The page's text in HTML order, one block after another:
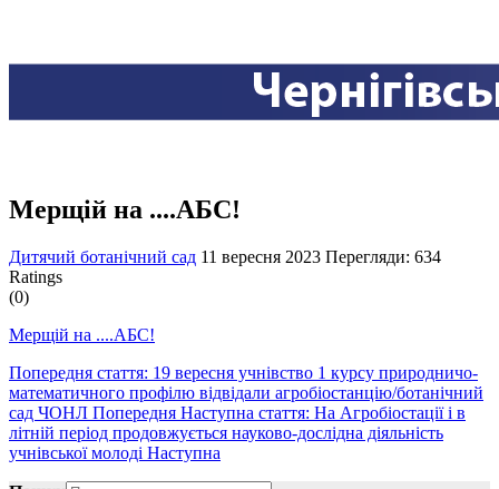
Мерщій на ....АБС!
Дитячий ботанічний сад 11 вересня 2023 Перегляди: 634
Ratings
(0)
Мерщій на ....АБС!
Попередня стаття: 19 вересня учнівство 1 курсу природничо-
математичного профілю відвідали агробіостанцію/ботанічний
сад ЧОНЛ Попередня Наступна стаття: На Агробіостації і в
літній період продовжується науково-дослідна діяльність
учнівської молоді Наступна